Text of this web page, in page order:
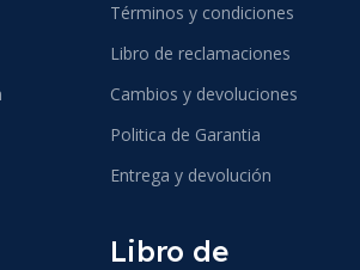
Términos y condiciones
Libro de reclamaciones
Cambios y devoluciones
Politica de Garantia
Entrega y devolución
Libro de